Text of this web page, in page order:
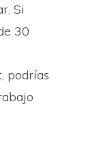
Si
30
podrías